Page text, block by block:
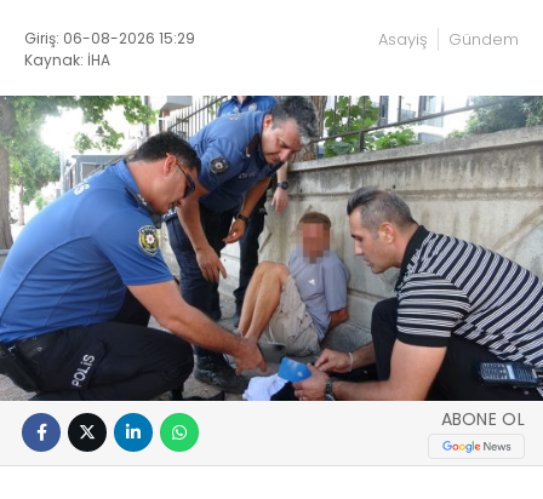
Giriş: 06-08-2026 15:29
Kaynak: İHA
Asayiş Gündem
ABONE OL